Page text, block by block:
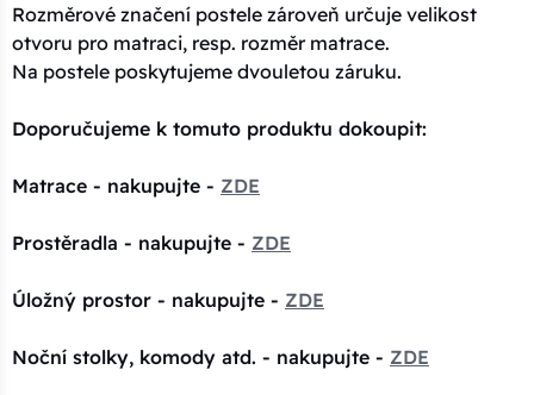
Rozměrové značení postele zároveň určuje velikost
otvoru pro matraci, resp. rozměr matrace.
Na postele poskytujeme dvouletou záruku.
Doporučujeme k tomuto produktu dokoupit:
Matrace - nakupujte - ZDE
Prostěradla - nakupujte - ZDE
Úložný prostor - nakupujte - ZDE
Noční stolky, komody atd. - nakupujte - ZDE